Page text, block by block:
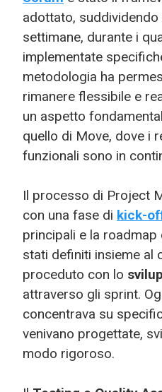
adottato,
settimane, durante i
implementate
metodologia ha
rimanere flessibile e
un aspetto
quello di Move, dove i
funzionali sono in
Il processo di Project
con una fase di kick-
principali e la
stati definiti insieme al
proceduto con lo
attraverso gli sprint.
concentrava su
venivano progettate,
modo rigoroso.